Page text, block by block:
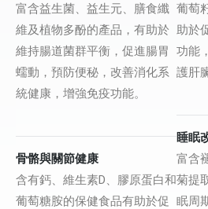
富含益生菌、益生元、膳食纖
維及植物多酚的產品，有助於
維持腸道菌群平衡，促進腸胃
蠕動，預防便秘，改善消化系
統健康，增強免疫功能。
骨骼與關節健康
含有鈣、維生素D、膠原蛋白和
葡萄糖胺的保健食品有助於促
葡萄
助於
功能
護肝
睡眠
富含
菊提
眠周